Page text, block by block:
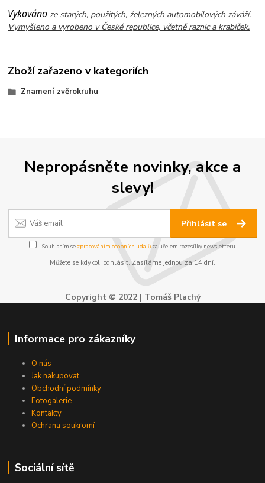
Vykováno ze starých, použitých, železných automobilových záváží.
Vymyšleno a vyrobeno v České republice, včetně raznic a krabiček.
Zboží zařazeno v kategoriích
Znamení zvěrokruhu
Nepropásněte novinky, akce a
slevy!
Přihlásit se
Souhlasím se zpracováním osobních údajůza účelem rozesílky newsletteru.
Můžete se kdykoli odhlásit. Zasíláme jednou za 14 dní.
Copyright © 2022 | Tomáš Plachý
Informace pro zákazníky
O nás
Jak nakupovat
Obchodní podmínky
Fotogalerie
Kontakty
Ochrana soukromí
Sociální sítě